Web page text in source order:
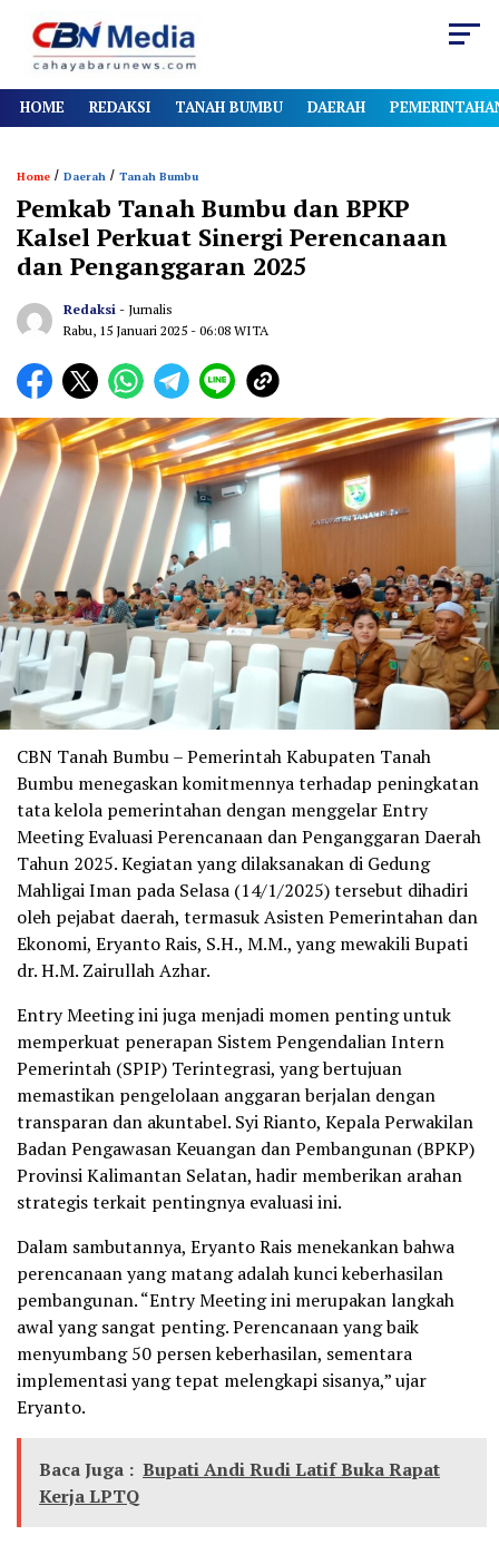
HOME REDAKSI TANAH BUMBU DAERAH
Home / Daerah / Tanah Bumbu
Pemkab Tanah Bumbu dan BPKP
Kalsel Perkuat Sinergi Perencanaan
dan Penganggaran 2025
Redaksi - Jurnalis
Rabu, 15 Januari 2025 - 06:08 WITA
CBN Tanah Bumbu – Pemerintah Kabupaten Tanah
Bumbu menegaskan komitmennya terhadap peningkatan
tata kelola pemerintahan dengan menggelar Entry
Meeting Evaluasi Perencanaan dan Penganggaran Daerah
Tahun 2025. Kegiatan yang dilaksanakan di Gedung
Mahligai Iman pada Selasa (14/1/2025) tersebut dihadiri
oleh pejabat daerah, termasuk Asisten Pemerintahan dan
Ekonomi, Eryanto Rais, S.H., M.M., yang mewakili Bupati
dr. H.M. Zairullah Azhar.
Entry Meeting ini juga menjadi momen penting untuk
memperkuat penerapan Sistem Pengendalian Intern
Pemerintah (SPIP) Terintegrasi, yang bertujuan
memastikan pengelolaan anggaran berjalan dengan
transparan dan akuntabel. Syi Rianto, Kepala Perwakilan
Badan Pengawasan Keuangan dan Pembangunan (BPKP)
Provinsi Kalimantan Selatan, hadir memberikan arahan
strategis terkait pentingnya evaluasi ini.
Dalam sambutannya, Eryanto Rais menekankan bahwa
perencanaan yang matang adalah kunci keberhasilan
pembangunan. “Entry Meeting ini merupakan langkah
awal yang sangat penting. Perencanaan yang baik
menyumbang 50 persen keberhasilan, sementara
implementasi yang tepat melengkapi sisanya,” ujar
Eryanto.
Baca Juga : Bupati Andi Rudi Latif Buka Rapat
Kerja LPTQ